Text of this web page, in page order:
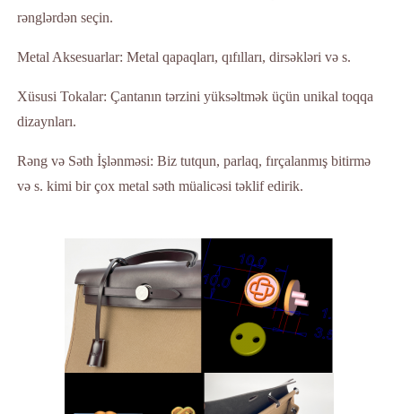
rənglərdən seçin.
Metal Aksesuarlar: Metal qapaqları, qıfılları, dirsəkləri və s.
Xüsusi Tokalar: Çantanın tərzini yüksəltmək üçün unikal toqqa
dizaynları.
Rəng və Səth İşlənməsi: Biz tutqun, parlaq, fırçalanmış bitirmə
və s. kimi bir çox metal səth müalicəsi təklif edirik.